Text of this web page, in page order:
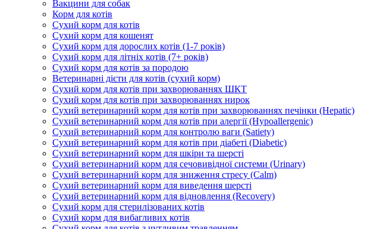
Вакцини для собак
Корм для котів
Сухий корм для котів
Сухий корм для кошенят
Сухий корм для дорослих котів (1-7 років)
Сухий корм для літніх котів (7+ років)
Сухий корм для котів за породою
Ветеринарні дієти для котів (сухий корм)
Сухий корм для котів при захворюваннях ШКТ
Сухий корм для котів при захворюваннях нирок
Сухий ветеринарний корм для котів при захворюваннях печінки (Hepatic)
Сухий ветеринарний корм для котів при алергії (Hypoallergenic)
Сухий ветеринарний корм для контролю ваги (Satiety)
Сухий ветеринарний корм для котів при діабеті (Diabetic)
Сухий ветеринарний корм для шкіри та шерсті
Сухий ветеринарний корм для сечовивідної системи (Urinary)
Сухий ветеринарний корм для зниження стресу (Calm)
Сухий ветеринарний корм для виведення шерсті
Сухий ветеринарний корм для відновлення (Recovery)
Сухий корм для стерилізованих котів
Сухий корм для вибагливих котів